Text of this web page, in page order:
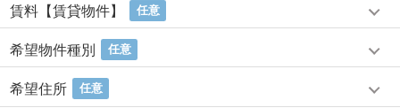
賃料【賃貸物件】 任意
希望物件種別 任意
希望住所 任意